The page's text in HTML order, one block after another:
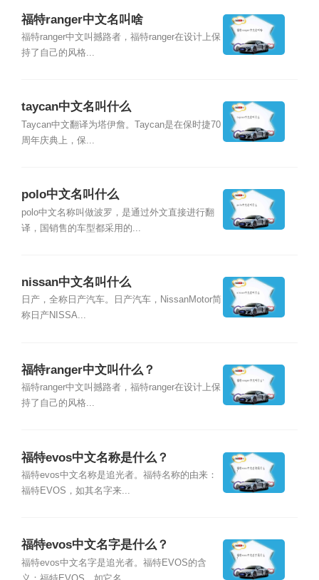
福特ranger中文名叫啥
福特ranger中文叫撼路者，福特ranger在设计上保
持了自己的风格...
taycan中文名叫什么
Taycan中文翻译为塔伊詹。Taycan是在保时捷70
周年庆典上，保...
polo中文名叫什么
polo中文名称叫做波罗，是通过外文直接进行翻
译，国销售的车型都采用的...
nissan中文名叫什么
日产，全称日产汽车。日产汽车，NissanMotor简
称日产NISSA...
福特ranger中文叫什么？
福特ranger中文叫撼路者，福特ranger在设计上保
持了自己的风格...
福特evos中文名称是什么？
福特evos中文名称是追光者。福特名称的由来：
福特EVOS，如其名字来...
福特evos中文名字是什么？
福特evos中文名字是追光者。福特EVOS的含